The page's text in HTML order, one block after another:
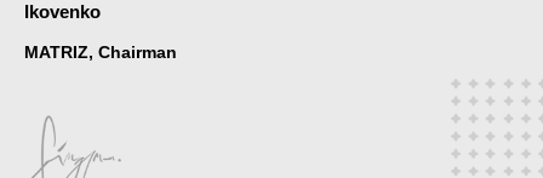
Ikovenko
MATRIZ, Chairman